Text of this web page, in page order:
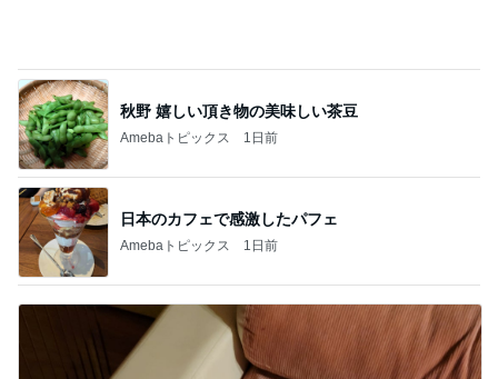
記事を読む
緩くやって61本になったご紹介
Amebaトピックス
550円で食べられる豚汁の朝定食
Amebaトピックス 1日前